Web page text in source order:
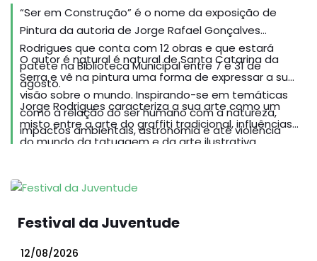
“Ser em Construção” é o nome da exposição de
Pintura da autoria de Jorge Rafael Gonçalves
Rodrigues que conta com 12 obras e que estará
patete na Biblioteca Municipal entre 7 e 31 de
agosto.
O autor é natural é natural de Santa Catarina da
Serra e vê na pintura uma forma de expressar a sua
visão sobre o mundo. Inspirando-se em temáticas
como a relação do ser humano com a natureza,
impactos ambientais, astronomia e até violência
doméstica. Começou a desenvolver o seu projeto
participado em cerca de 30 exposições a nível
Jorge Rodrigues caracteriza a sua arte como um
misto entre a arte do graffiti tradicional, influências
do mundo da tatuagem e da arte ilustrativa
sobre a sociedade e sobre o impacto que temos no
Festival da Juventude
12/08/2026